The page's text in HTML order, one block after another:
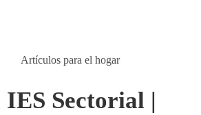
Artículos para el hogar
IES Sectorial |